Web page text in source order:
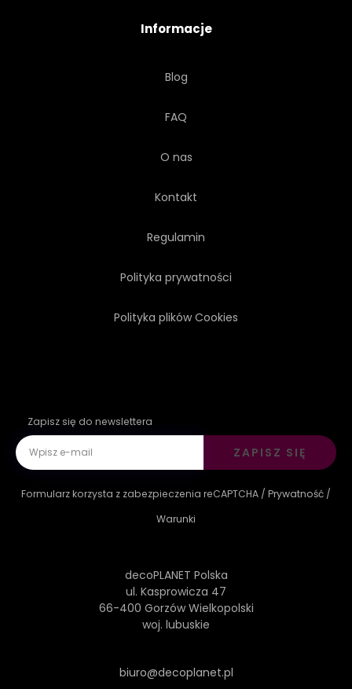
Informacje
Blog
FAQ
O nas
Kontakt
Regulamin
Polityka prywatności
Polityka plików Cookies
Zapisz się do newslettera
ZAPISZ SIĘ
Formularz korzysta z zabezpieczenia reCAPTCHA / Prywatność /
Warunki
decoPLANET Polska
ul. Kasprowicza 47
66-400 Gorzów Wielkopolski
woj. lubuskie
biuro@decoplanet.pl